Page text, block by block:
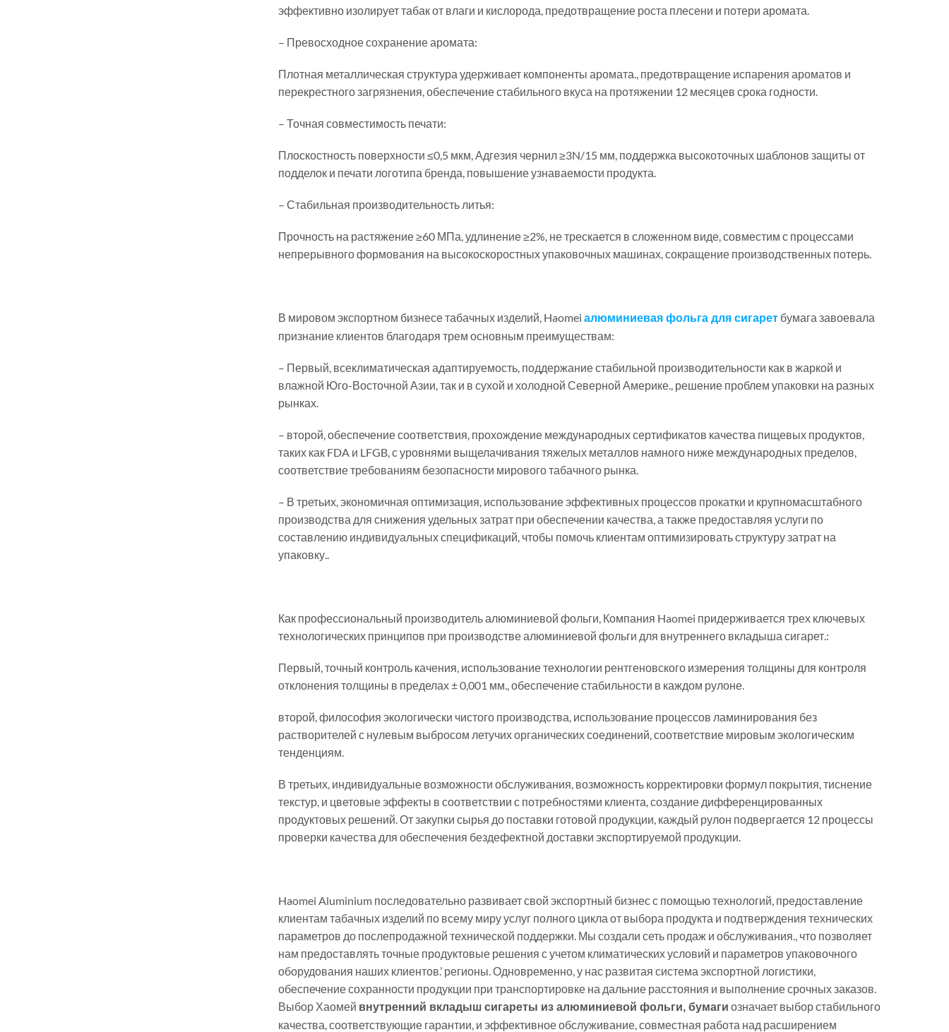
эффективно изолирует табак от влаги и кислорода, предотвращение роста плесени и потери аромата.
– Превосходное сохранение аромата:
Плотная металлическая структура удерживает компоненты аромата., предотвращение испарения ароматов и
перекрестного загрязнения, обеспечение стабильного вкуса на протяжении 12 месяцев срока годности.
– Точная совместимость печати:
Плоскостность поверхности ≤0,5 мкм, Адгезия чернил ≥3N/15 мм, поддержка высокоточных шаблонов защиты от
подделок и печати логотипа бренда, повышение узнаваемости продукта.
– Стабильная производительность литья:
Прочность на растяжение ≥60 МПа, удлинение ≥2%, не трескается в сложенном виде, совместим с процессами
непрерывного формования на высокоскоростных упаковочных машинах, сокращение производственных потерь.
В мировом экспортном бизнесе табачных изделий, Haomei алюминиевая фольга для сигаретбумага завоевала
признание клиентов благодаря трем основным преимуществам:
– Первый, всеклиматическая адаптируемость, поддержание стабильной производительности как в жаркой и
влажной Юго-Восточной Азии, так и в сухой и холодной Северной Америке., решение проблем упаковки на разных
рынках.
– второй, обеспечение соответствия, прохождение международных сертификатов качества пищевых продуктов,
таких как FDA и LFGB, с уровнями выщелачивания тяжелых металлов намного ниже международных пределов,
соответствие требованиям безопасности мирового табачного рынка.
– В третьих, экономичная оптимизация, использование эффективных процессов прокатки и крупномасштабного
производства для снижения удельных затрат при обеспечении качества, а также предоставляя услуги по
составлению индивидуальных спецификаций, чтобы помочь клиентам оптимизировать структуру затрат на
упаковку..
Как профессиональный производитель алюминиевой фольги, Компания Haomei придерживается трех ключевых
технологических принципов при производстве алюминиевой фольги для внутреннего вкладыша сигарет.:
Первый, точный контроль качения, использование технологии рентгеновского измерения толщины для контроля
отклонения толщины в пределах ± 0,001 мм., обеспечение стабильности в каждом рулоне.
второй, философия экологически чистого производства, использование процессов ламинирования без
растворителей с нулевым выбросом летучих органических соединений, соответствие мировым экологическим
тенденциям.
В третьих, индивидуальные возможности обслуживания, возможность корректировки формул покрытия, тиснение
текстур, и цветовые эффекты в соответствии с потребностями клиента, создание дифференцированных
продуктовых решений. От закупки сырья до поставки готовой продукции, каждый рулон подвергается 12 процессы
проверки качества для обеспечения бездефектной доставки экспортируемой продукции.
Haomei Aluminium последовательно развивает свой экспортный бизнес с помощью технологий, предоставление
клиентам табачных изделий по всему миру услуг полного цикла от выбора продукта и подтверждения технических
параметров до послепродажной технической поддержки. Мы создали сеть продаж и обслуживания., что позволяет
нам предоставлять точные продуктовые решения с учетом климатических условий и параметров упаковочного
оборудования наших клиентов.’ регионы. Одновременно, у нас развитая система экспортной логистики,
обеспечение сохранности продукции при транспортировке на дальние расстояния и выполнение срочных заказов.
Выбор Хаомей внутренний вкладыш сигареты из алюминиевой фольги, бумаги означает выбор стабильного
качества, соответствующие гарантии, и эффективное обслуживание, совместная работа над расширением